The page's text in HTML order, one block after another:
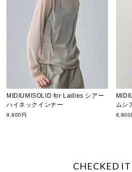
MIDIUMISOLID for Ladies シアー
ハイネックインナー
9,900円
ムシ
8,800
CHECKED